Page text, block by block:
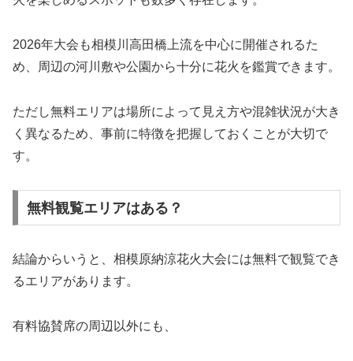
2026年大会も相模川高田橋上流を中心に開催されるた
め、周辺の河川敷や公園から十分に花火を鑑賞できます。
ただし無料エリアは場所によって見え方や混雑状況が大き
く異なるため、事前に特徴を把握しておくことが大切で
す。
無料観覧エリアはある？
結論からいうと、相模原納涼花火大会には無料で観覧でき
るエリアがあります。
有料協賛席の周辺以外にも、